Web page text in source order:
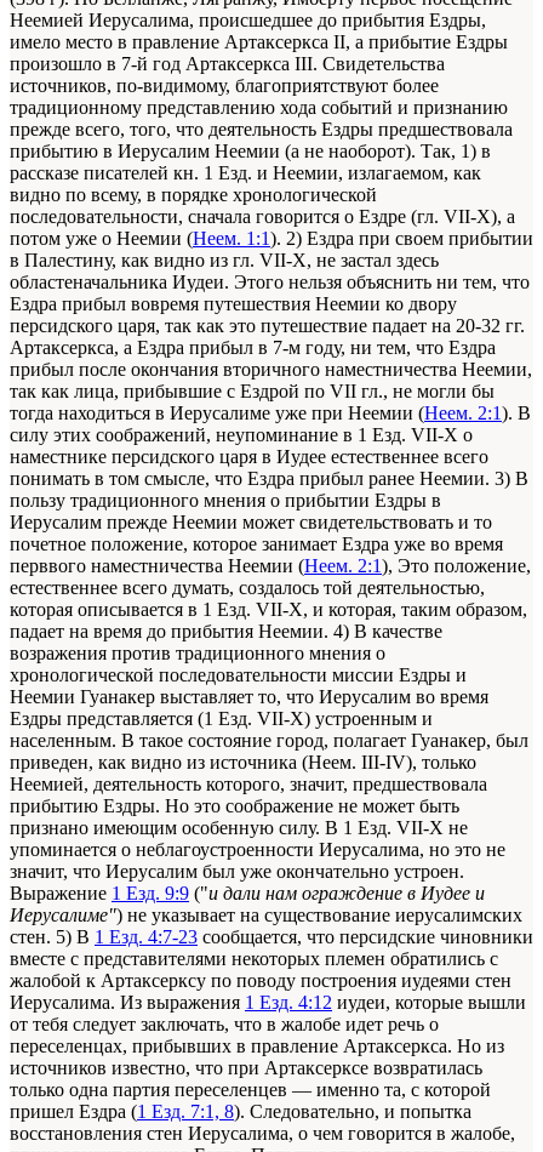
Неемией Иерусалима, происшедшее до прибытия Ездры,
имело место в правление Артаксеркса ІІ, а прибытие Ездры
произошло в 7-й год Артаксеркса ІІІ. Свидетельства
источников, по-видимому, благоприятствуют более
традиционному представлению хода событий и признанию
прежде всего, того, что деятельность Ездры предшествовала
прибытию в Иерусалим Неемии (а не наоборот). Так, 1) в
рассказе писателей кн. 1 Езд. и Неемии, излагаемом, как
видно по всему, в порядке хронологической
последовательности, сначала говорится о Ездре (гл. VII-X), а
потом уже о Неемии (Неем. 1:1). 2) Ездра при своем прибытии
в Палестину, как видно из гл. VІІ-Х, не застал здесь
областеначальника Иудеи. Этого нельзя объяснить ни тем, что
Ездра прибыл вовремя путешествия Неемии ко двору
персидского царя, так как это путешествие падает на 20-32 гг.
Артаксеркса, а Ездра прибыл в 7-м году, ни тем, что Ездра
прибыл после окончания вторичного наместничества Неемии,
так как лица, прибывшие с Ездрой по VII гл., не могли бы
тогда находиться в Иерусалиме уже при Неемии (Неем. 2:1). В
силу этих соображений, неупоминание в 1 Езд. VII-X о
наместнике персидского царя в Иудее естественнее всего
понимать в том смысле, что Ездра прибыл ранее Неемии. 3) В
пользу традиционного мнения о прибытии Ездры в
Иерусалим прежде Неемии может свидетельствовать и то
почетное положение, которое занимает Ездра уже во время
перввого наместничества Неемии (Неем. 2:1), Это положение,
естественнее всего думать, создалось той деятельностью,
которая описывается в 1 Езд. VII-X, и которая, таким образом,
падает на время до прибытия Неемии. 4) В качестве
возражения против традиционного мнения о
хронологической последовательности миссии Ездры и
Неемии Гуанакер выставляет то, что Иерусалим во время
Ездры представляется (1 Езд. VII-X) устроенным и
населенным. В такое состояние город, полагает Гуанакер, был
приведен, как видно из источника (Неем. III-IV), только
Неемией, деятельность которого, значит, предшествовала
прибытию Ездры. Но это соображение не может быть
признано имеющим особенную силу. В 1 Езд. VII-Х не
упоминается о неблагоустроенности Иерусалима, но это не
значит, что Иерусалим был уже окончательно устроен.
Выражение 1 Езд. 9:9 ("и дали нам ограждение в Иудее и
Иерусалиме") не yказывает на существование иерусалимских
стен. 5) B 1 Езд. 4:7-23 сообщается, что персидские чиновники
вместе с представителями некоторых племен обратились с
жалобой к Артаксерксу по поводу построения иудеями стен
Иерусалима. Из выражения 1 Езд. 4:12 иудеи, которые вышли
от тебя следует заключать, что в жалобе идет речь о
переселенцах, прибывших в правление Артаксеркса. Но из
источников известно, что при Артаксерксе возвратилась
только одна партия переселенцев — именно та, с которой
пришел Ездра (1 Езд. 7:1, 8). Следовательно, и попытка
восстановления стен Иерусалима, о чем говорится в жалобе,